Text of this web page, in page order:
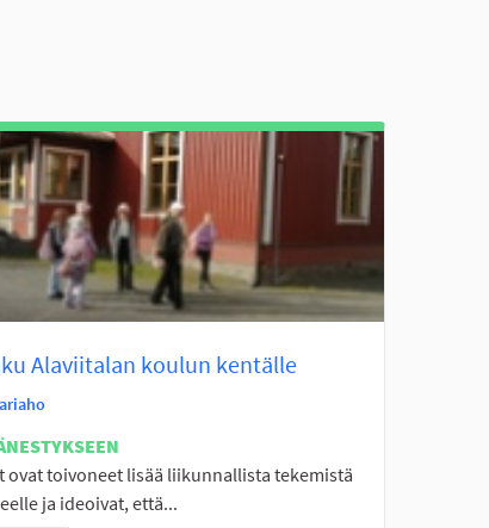
Alaviitalan koulun kentälle
ovat toivoneet lisää liikunnallista tekemistä
ja ideoivat, että...